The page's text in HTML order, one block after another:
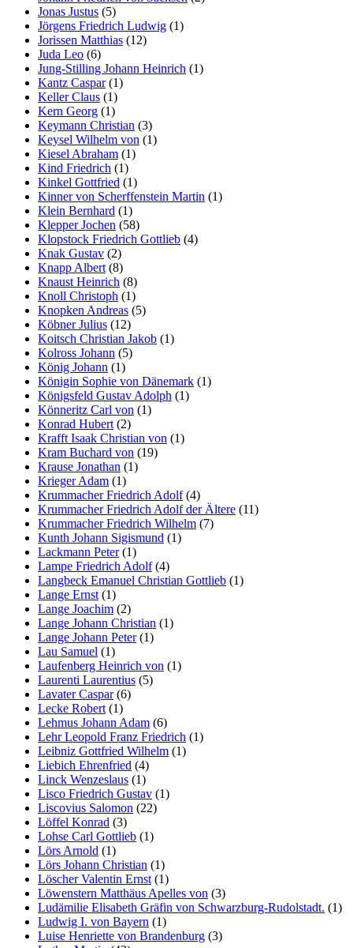
Jonas Justus (5)
Jörgens Friedrich Ludwig (1)
Jorissen Matthias (12)
Juda Leo (6)
Jung-Stilling Johann Heinrich (1)
Kantz Caspar(1)
Keller Claus (1)
Kern Georg (1)
Keymann Christian (3)
Keysel Wilhelm von (1)
Kiesel Abraham (1)
Kind Friedrich (1)
Kinkel Gottfried (1)
Kinner von Scherffenstein Martin (1)
Klein Bernhard (1)
Klepper Jochen (58)
Klopstock Friedrich Gottlieb (4)
Knak Gustav (2)
Knapp Albert (8)
Knaust Heinrich (8)
Knoll Christoph (1)
Knopken Andreas (5)
Köbner Julius (12)
Koitsch Christian Jakob (1)
Kolross Johann (5)
König Johann (1)
Königin Sophie von Dänemark (1)
Königsfeld Gustav Adolph (1)
Könneritz Carl von (1)
Konrad Hubert (2)
Krafft Isaak Christian von (1)
Kram Buchard von (19)
Krause Jonathan (1)
Krieger Adam (1)
Krummacher Friedrich Adolf(4)
Krummacher Friedrich Adolf der Ältere (11)
Krummacher Friedrich Wilhelm (7)
Kunth Johann Sigismund (1)
Lackmann Peter(1)
Lampe Friedrich Adolf(4)
Langbeck Emanuel Christian Gottlieb (1)
Lange Ernst (1)
Lange Joachim (2)
Lange Johann Christian (1)
Lange Johann Peter(1)
Lau Samuel (1)
Laufenberg Heinrich von (1)
Laurenti Laurentius (5)
Lavater Caspar(6)
Lecke Robert (1)
Lehmus Johann Adam (6)
Lehr Leopold Franz Friedrich (1)
Leibniz Gottfried Wilhelm (1)
Liebich Ehrenfried (4)
Linck Wenzeslaus (1)
Lisco Friedrich Gustav (1)
Liscovius Salomon (22)
Löffel Konrad (3)
Lohse Carl Gottlieb (1)
Lörs Arnold (1)
Lörs Johann Christian (1)
Löscher Valentin Ernst (1)
Löwenstern Matthäus Apelles von (3)
Ludämilie Elisabeth Gräfin von Schwarzburg-Rudolstadt. (1)
Ludwig I. von Bayern (1)
Luise Henriette von Brandenburg (3)